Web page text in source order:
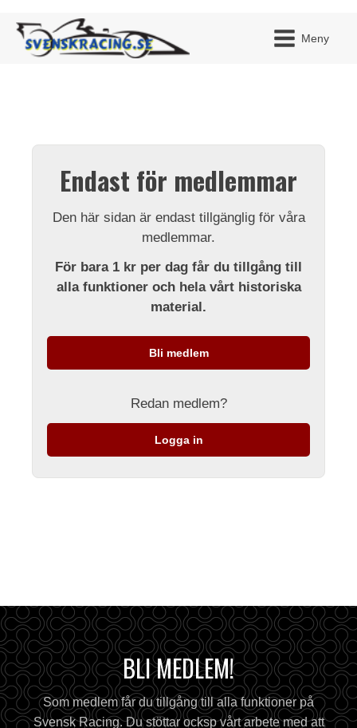
Meny
Endast för medlemmar
Den här sidan är endast tillgänglig för våra
medlemmar.
För bara 1 kr per dag får du tillgång till
alla funktioner och hela vårt historiska
material.
Bli medlem
Redan medlem?
Logga in
BLI MEDLEM!
Som medlem får du tillgång till alla funktioner på
Svensk Racing. Du stöttar ocksp vårt arbete med att